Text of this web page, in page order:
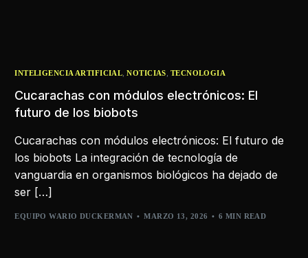
INTELIGENCIA ARTIFICIAL,NOTICIAS, TECNOLOGIA
Cucarachas con módulos electrónicos: El
futuro de los biobots
Cucarachas con módulos electrónicos: El futuro de
los biobots La integración de tecnología de
vanguardia en organismos biológicos ha dejado de
ser […]
EQUIPO WARIO DUCKERMAN MARZO 13, 2026 6 MIN READ